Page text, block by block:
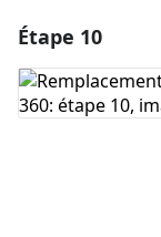
Ajouter un
Étape 10